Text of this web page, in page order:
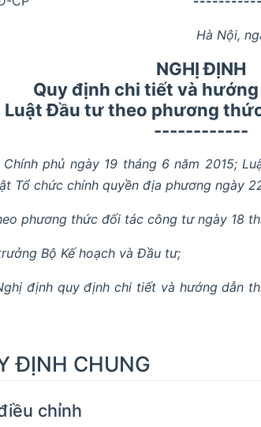
Hà Nội,
NGHỊ ĐỊNH
Quy định chi tiết và
Luật Đầu tư theo phương
------------
phủ ngày 19 tháng 6 năm 2015;
Tổ chức chính quyền địa phương ngày
phương thức đối tác công tư ngày 18
Bộ Kế hoạch và Đầu tư;
định quy định chi tiết và hướng dẫn
ĐỊNH CHUNG
chỉnh